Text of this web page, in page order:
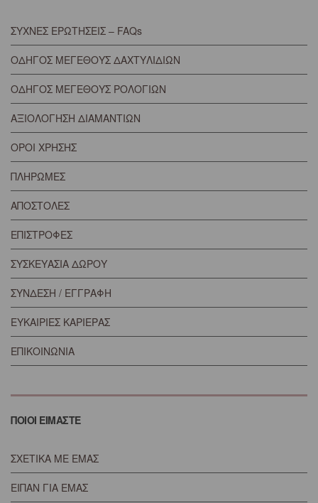
ΣΥΧΝΕΣ ΕΡΩΤΗΣΕΙΣ – FAQs
ΟΔΗΓΟΣ ΜΕΓΕΘΟΥΣ ΔΑΧΤΥΛΙΔΙΩΝ
ΟΔΗΓΟΣ ΜΕΓΕΘΟΥΣ ΡΟΛΟΓΙΩΝ
ΑΞΙΟΛΟΓΗΣΗ ΔΙΑΜΑΝΤΙΩΝ
ΟΡΟΙ ΧΡΗΣΗΣ
ΠΛΗΡΩΜΕΣ
ΑΠΟΣΤΟΛΕΣ
ΕΠΙΣΤΡΟΦΕΣ
ΣΥΣΚΕΥΑΣΙΑ ΔΩΡΟΥ
ΣΥΝΔΕΣΗ / ΕΓΓΡΑΦΗ
ΕΥΚΑΙΡΙΕΣ ΚΑΡΙΕΡΑΣ
ΕΠΙΚΟΙΝΩΝΙΑ
ΠΟΙΟΙ ΕΙΜΑΣΤΕ
ΣΧΕΤΙΚΑ ΜΕ ΕΜΑΣ
ΕΙΠΑΝ ΓΙΑ ΕΜΑΣ